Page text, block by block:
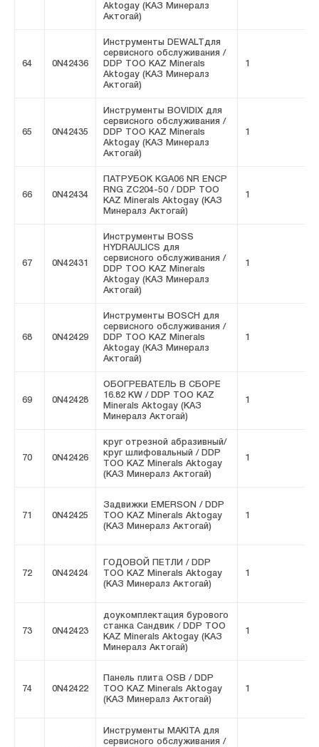
Aktogay (КАЗ Минералз
Актогай)
64 0N42436
Инструменты DEWALTдля
сервисного обслуживания /
DDP ТОО KAZ Minerals
Aktogay (КАЗ Минералз
Актогай)
1
65 0N42435
Инструменты BOVIDIX для
сервисного обслуживания /
DDP ТОО KAZ Minerals
Aktogay (КАЗ Минералз
Актогай)
1
66 0N42434
ПАТРУБОК KGA06 NR ENCP
RNG ZC204-50 / DDP ТОО
KAZ Minerals Aktogay (КАЗ
Минералз Актогай)
1
67 0N42431
Инструменты BOSS
HYDRAULICS для
сервисного обслуживания /
DDP ТОО KAZ Minerals
Aktogay (КАЗ Минералз
Актогай)
1
68 0N42429
Инструменты BOSCH для
сервисного обслуживания /
DDP ТОО KAZ Minerals
Aktogay (КАЗ Минералз
Актогай)
1
69 0N42428
ОБОГРЕВАТЕЛЬ В СБОРЕ
16.82 KW / DDP ТОО KAZ
Minerals Aktogay (КАЗ
Минералз Актогай)
1
70 0N42426
круг отрезной абразивный/
круг шлифовальный / DDP
ТОО KAZ Minerals Aktogay
(КАЗ Минералз Актогай)
1
71 0N42425
Задвижки EMERSON / DDP
ТОО KAZ Minerals Aktogay
(КАЗ Минералз Актогай)
1
72 0N42424
ГОДОВОЙ ПЕТЛИ / DDP
ТОО KAZ Minerals Aktogay
(КАЗ Минералз Актогай)
1
73 0N42423
доукомплектация бурового
станка Сандвик / DDP ТОО
KAZ Minerals Aktogay (КАЗ
Минералз Актогай)
1
74 0N42422
Панель плита OSB / DDP
ТОО KAZ Minerals Aktogay
(КАЗ Минералз Актогай)
1
Инструменты MAKITA для
сервисного обслуживания /